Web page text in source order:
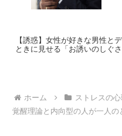
【誘惑】女性が好きな男性と
ときに見せる「お誘いのしぐ
ホーム ストレスの
覚醒理論と内向型の人が一人の